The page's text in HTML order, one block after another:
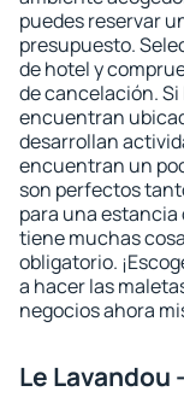
puedes reservar
presupuesto.
de hotel y
de cancelación. Si
encuentran
desarrollan
encuentran un
son perfectos
para una estancia
tiene muchas
obligatorio.
a hacer las
negocios ahora
Le